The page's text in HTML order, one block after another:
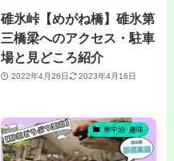
碓氷峠【めがね橋】碓氷第
三橋梁へのアクセス・駐車
場と見どころ紹介
2022年4月26日 2023年4月16日
車中泊･趣味